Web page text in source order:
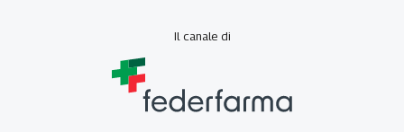
Il canale di